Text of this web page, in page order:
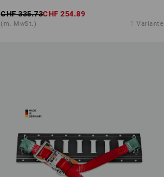
CHF 335.73CHF 254.89
(m. MwSt.) 1 Variante